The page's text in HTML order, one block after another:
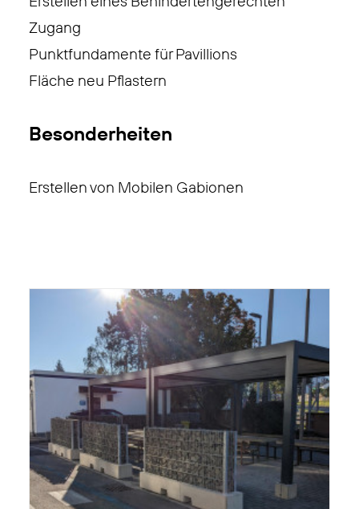
Zugang
Punktfundamente für Pavillions
Fläche neu Pflastern
Besonderheiten
Erstellen von Mobilen Gabionen